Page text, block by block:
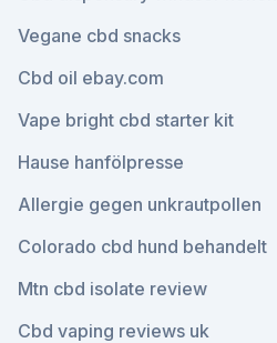
Vegane cbd snacks
Cbd oil ebay.com
Vape bright cbd starter kit
Hause hanfölpresse
Allergie gegen unkrautpollen
Colorado cbd hund behandelt
Mtn cbd isolate review
Cbd vaping reviews uk